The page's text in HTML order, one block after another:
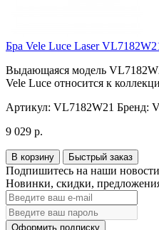
Бра Vele Luce Laser
Выдающаяся модель
Vele Luce относится к
Артикул: VL7182W21 Бренд:
9 029 р.
В корзину Быстрый заказ
Подпишитесь на наши
Новинки, скидки,
Оформить подписку